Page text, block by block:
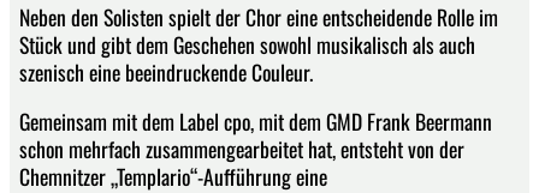
Neben den Solisten spielt der Chor eine entscheidende Rolle im
Stück und gibt dem Geschehen sowohl musikalisch als auch
szenisch eine beeindruckende Couleur.
Gemeinsam mit dem Label cpo, mit dem GMD Frank Beermann
schon mehrfach zusammengearbeitet hat, entsteht von der
Chemnitzer „Templario“-Aufführung eine